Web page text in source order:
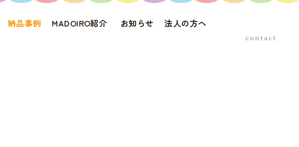
納品事例 MADOIRO紹介 お知らせ 法人の方へ